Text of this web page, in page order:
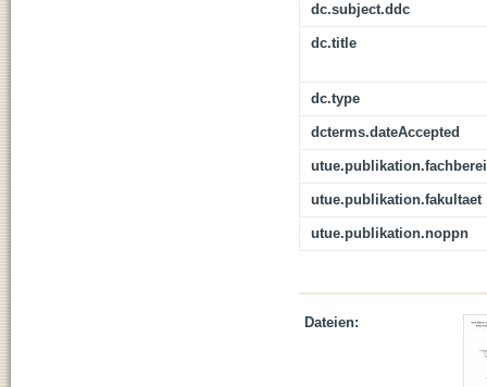
dc.subject.ddc
dc.title
dc.type
dcterms.dateAccepted
utue.publikation.fakultaet
utue.publikation.noppn
Dateien: